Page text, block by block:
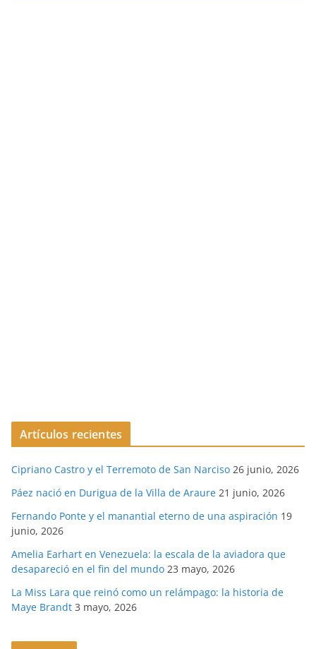
Artículos recientes
Cipriano Castro y el Terremoto de San Narciso 26 junio, 2026
Páez nació en Durigua de la Villa de Araure 21 junio, 2026
Fernando Ponte y el manantial eterno de una aspiración 19
junio, 2026
Amelia Earhart en Venezuela: la escala de la aviadora que
desapareció en el fin del mundo 23 mayo, 2026
La Miss Lara que reinó como un relámpago: la historia de
Maye Brandt 3 mayo, 2026